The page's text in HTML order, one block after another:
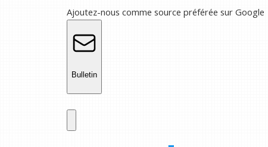
Ajoutez-nous comme source préférée sur Google
Bulletin